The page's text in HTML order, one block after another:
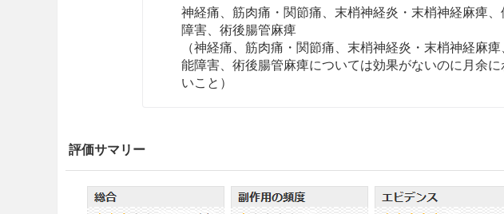
神経痛、筋肉痛・関節痛、末梢神経炎・末梢神経麻痺
障害、術後腸管麻痺
（神経痛、筋肉痛・関節痛、末梢神経炎・末梢神経麻
能障害、術後腸管麻痺については効果がないのに月余
いこと）
なお、年齢・症状により適宜増減する。
注意事項
評価サマリー